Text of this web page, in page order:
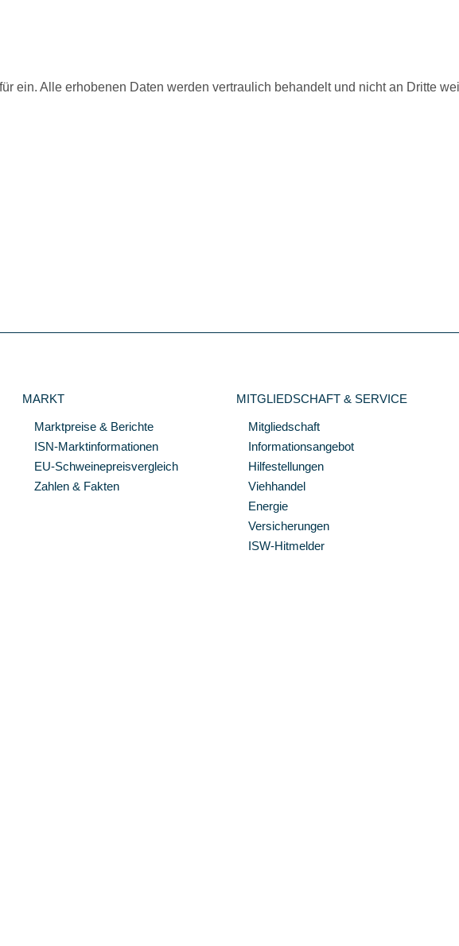
ein. Alle erhobenen Daten werden vertraulich behandelt und nicht an Dritte
MARKT
Marktpreise & Berichte
ISN-Marktinformationen
EU-Schweinepreisvergleich
Zahlen & Fakten
MITGLIEDSCHAFT & SERVICE
Mitgliedschaft
Informationsangebot
Hilfestellungen
Viehhandel
Energie
Versicherungen
ISW-Hitmelder